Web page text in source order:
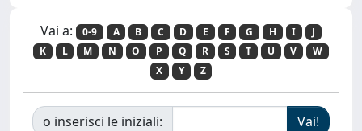
Vai a: 0-9 A B C D E F G H I
J
K
L M N O P Q R S T U V
W
X
Y Z
o inserisci le iniziali: